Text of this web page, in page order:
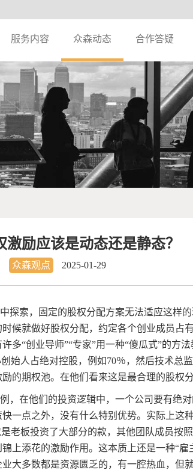
服务内容 众森动态 合作答疑
激励应该是动态还是静态？
众森观点 2025-01-29
探索，固定的股权分配方案无法适应这样的
候就做好股权分配，约定各个创业成员占
多“创业导师”“专家”用一种“傻瓜式”的方法
始人占绝对控股，例如70％，然后技术总
的期权池。在他们看来这是最合理的股权分
，在他们的投资逻辑中，一个公司要有绝
一点之外，没有什么特别优势。实际上这
老板投资了大部分的款，其他团队成员按
上添花的激励作用。这本质上还是一种“雇
大多数都是资源匮乏的，有一腔热血，但